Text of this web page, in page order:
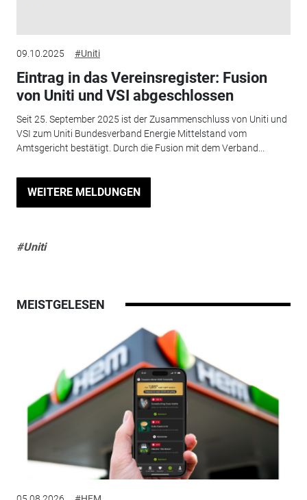
09.10.2025 #Uniti
Eintrag in das Vereinsregister: Fusion
von Uniti und VSI abgeschlossen
Seit 25. September 2025 ist der Zusammenschluss von Uniti und
VSI zum Uniti Bundesverband Energie Mittelstand vom
Amtsgericht bestätigt. Durch die Fusion mit dem Verband...
WEITERE MELDUNGEN
#Uniti
MEISTGELESEN